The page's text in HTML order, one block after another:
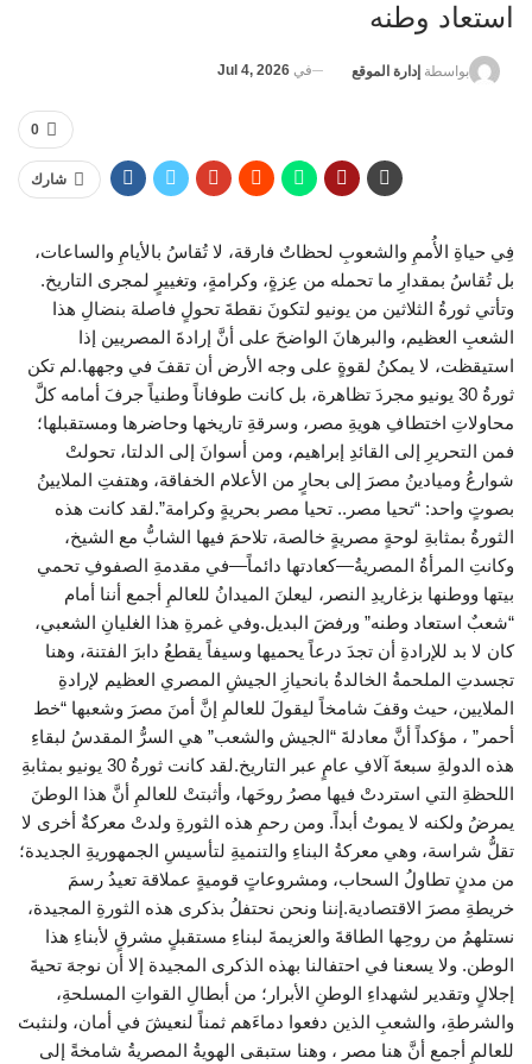
استعاد وطنه
بواسطة إدارة الموقع في Jul 4, 2026
0
شارك
فِي حياةِ الأُممِ والشعوبِ لحظاتٌ فارقة، لا تُقاسُ بالأيامِ والساعات،
بل تُقاسُ بمقدارِ ما تحمله من عِزةٍ، وكرامةٍ، وتغييرٍ لمجرى التاريخ.
وتأتي ثورةُ الثلاثين من يونيو لتكونَ نقطةَ تحولٍ فاصلة بنضالِ هذا
الشعبِ العظيم، والبرهانَ الواضحَ على أنَّ إرادةَ المصريين إذا
استيقظت، لا يمكنُ لقوةٍ على وجه الأرض أن تقفَ في وجهها.لم تكن
ثورةُ 30 يونيو مجردَ تظاهرة، بل كانت طوفاناً وطنياً جرفَ أمامه كلَّ
محاولاتِ اختطافِ هويةِ مصر، وسرقةِ تاريخها وحاضرها ومستقبلها؛
فمن التحريرِ إلى القائدِ إبراهيم، ومن أسوانَ إلى الدلتا، تحولتْ
شوارعُ وميادينُ مصرَ إلى بحارٍ من الأعلام الخفاقة، وهتفتِ الملايينُ
بصوتٍ واحد: “تحيا مصر.. تحيا مصر بحريةٍ وكرامة”.لقد كانت هذه
الثورةُ بمثابةِ لوحةٍ مصريةٍ خالصة، تلاحمَ فيها الشابُّ مع الشيخ،
وكانتِ المرأةُ المصريةُ—كعادتها دائماً—في مقدمةِ الصفوفِ تحمي
بيتها ووطنها بزغاريدِ النصر، ليعلنَ الميدانُ للعالمِ أجمع أننا أمام
“شعبٌ استعاد وطنه” ورفضَ البديل.وفي غمرةِ هذا الغليانِ الشعبي،
كان لا بد للإرادةِ أن تجدَ درعاً يحميها وسيفاً يقطعُ دابرَ الفتنة، وهنا
تجسدتِ الملحمةُ الخالدةُ بانحيازِ الجيشِ المصري العظيم لإرادةِ
الملايين، حيث وقفَ شامخاً ليقولَ للعالمِ إنَّ أمنَ مصرَ وشعبها “خط
أحمر” ، مؤكداً أنَّ معادلةَ “الجيش والشعب” هي السرُّ المقدسُ لبقاءِ
هذه الدولةِ سبعةَ آلافِ عامٍ عبر التاريخ.لقد كانت ثورةُ 30 يونيو بمثابةِ
اللحظةِ التي استردتْ فيها مصرُ روحَها، وأثبتتْ للعالمِ أنَّ هذا الوطنَ
يمرضُ ولكنه لا يموتُ أبداً. ومن رحمِ هذه الثورةِ ولدتْ معركةٌ أخرى لا
تقلُّ شراسة، وهي معركةُ البناءِ والتنميةِ لتأسيسِ الجمهوريةِ الجديدة؛
من مدنٍ تطاولُ السحاب، ومشروعاتٍ قوميةٍ عملاقة تعيدُ رسمَ
خريطةِ مصرَ الاقتصادية.إننا ونحن نحتفلُ بذكرى هذه الثورةِ المجيدة،
نستلهمُ من روحِها الطاقةَ والعزيمةَ لبناءِ مستقبلٍ مشرقٍ لأبناءِ هذا
الوطن. ولا يسعنا في احتفالنا بهذه الذكرى المجيدة إلا أن نوجهَ تحيةَ
إجلالٍ وتقدير لشهداءِ الوطنِ الأبرار؛ من أبطالِ القواتِ المسلحةِ،
والشرطةِ، والشعبِ الذين دفعوا دماءَهم ثمناً لنعيشَ في أمان، ولنثبتَ
للعالمِ أجمع أنَّ هنا مصر ، وهنا ستبقى الهويةُ المصريةُ شامخةً إلى